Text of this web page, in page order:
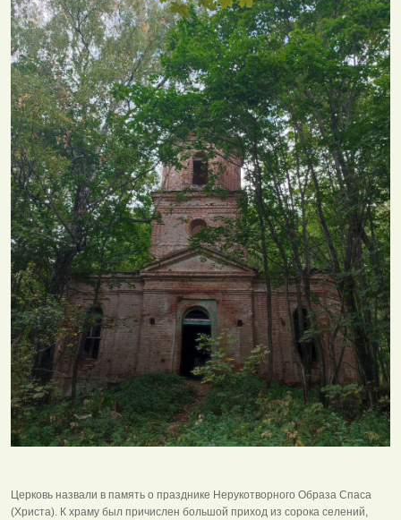
Церковь назвали в память о празднике Нерукотворного Образа Спаса
(Христа). К храму был причислен большой приход из сорока селений,